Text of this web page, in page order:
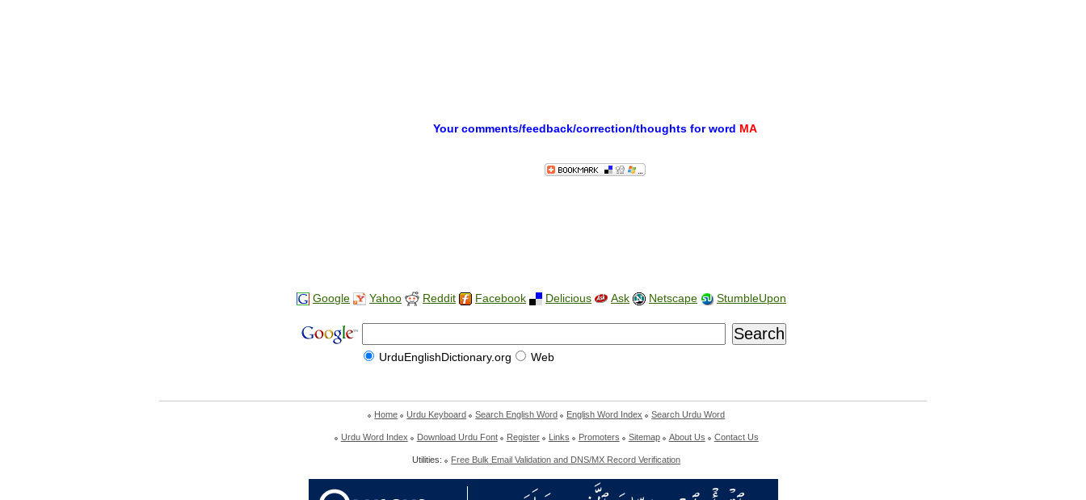
Your comments/feedback/correction/thoughts for word MA
Google Yahoo Reddit Facebook Delicious Ask Netscape StumbleUpon
UrduEnglishDictionary.org Web
Home Urdu Keyboard Search English Word English Word Index Search Urdu Word
Urdu Word Index Download Urdu Font Register Links Promoters Sitemap About Us Contact Us
Utilities: Free Bulk Email Validation and DNS/MX Record Verification